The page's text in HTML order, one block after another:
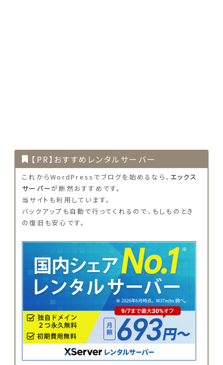
【PR】おすすめレンタルサーバー
これからWordPressでブログを始めるなら、 エックス
サーバーが断然おすすめです。
当サイトも利用しています。
バックアップも自動で行ってくれるので、もしものとき
の復旧も安心です。